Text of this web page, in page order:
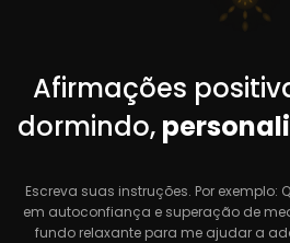
Afirmações
dormindo,
Escreva suas instruções. Por
em autoconfiança e superação de
fundo relaxante para me ajudar a